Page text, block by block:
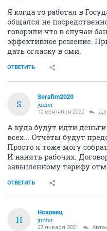
Я когда то работал в
общался не
говорили что в случаи
эффективное решение.
дать огласку в сми.
ОТВЕТИТЬ
S
Serafim2020
junior
10 сентября 2020
А куда будут идти
всех... Отчёты будут
Просто я тоже могу
И нанять рабочих.
завышенному тарифу
ОТВЕТИТЬ
Н
Нсковец
junior
27 января 2021